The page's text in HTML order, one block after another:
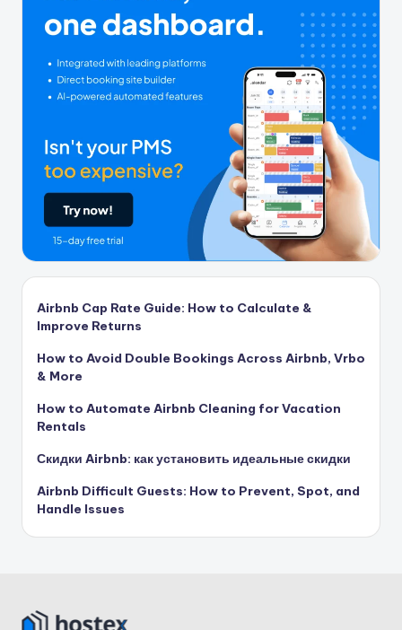
Airbnb Cap Rate Guide: How to Calculate &
Improve Returns
How to Avoid Double Bookings Across Airbnb, Vrbo
& More
How to Automate Airbnb Cleaning for Vacation
Rentals
Скидки Airbnb: как установить идеальные скидки
Airbnb Difficult Guests: How to Prevent, Spot, and
Handle Issues